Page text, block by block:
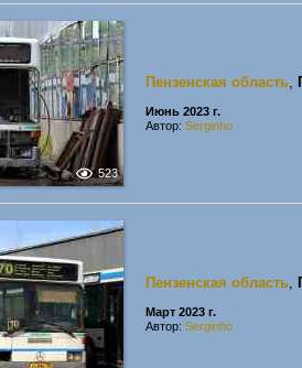
523
Пензенская область,
Июнь 2023 г.
Автор: Serginho
Пензенская область,
Март 2023 г.
Автор: Serginho